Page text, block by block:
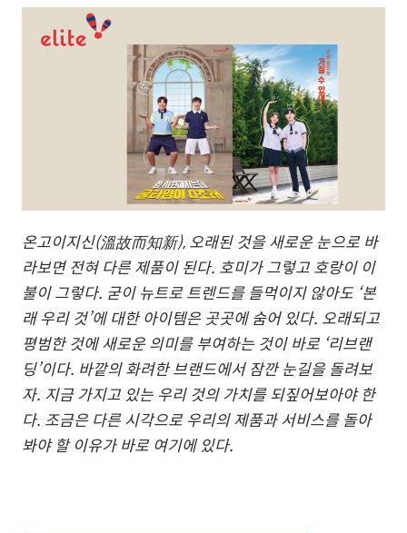
온고이지신(溫故而知新),오래된 것을 새로운 눈으로 바
라보면 전혀 다른 제품이 된다. 호미가 그렇고 호랑이 이
불이 그렇다. 굳이 뉴트로 트렌드를 들먹이지 않아도 ‘본
래 우리 것’에 대한 아이템은 곳곳에 숨어 있다. 오래되고
평범한 것에 새로운 의미를 부여하는 것이 바로 ‘리브랜
딩’이다. 바깥의 화려한 브랜드에서 잠깐 눈길을 돌려보
자. 지금 가지고 있는 우리 것의 가치를 되짚어보아야 한
다. 조금은 다른 시각으로 우리의 제품과 서비스를 돌아
봐야 할 이유가 바로 여기에 있다.